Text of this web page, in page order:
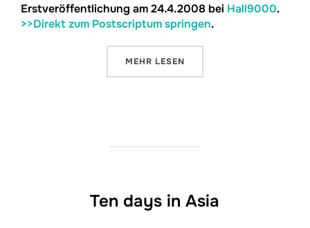
Erstveröffentlichung am 24.4.2008 bei Hall9000.
>>Direkt zum Postscriptum springen.
MEHR ÜBER „FINITO“
LESEN
Ten days in Asia